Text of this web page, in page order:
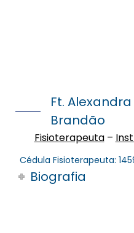
Ft.
Brandão
Fisioterapeuta–
Cédula Fisioterapeuta:
Biografia